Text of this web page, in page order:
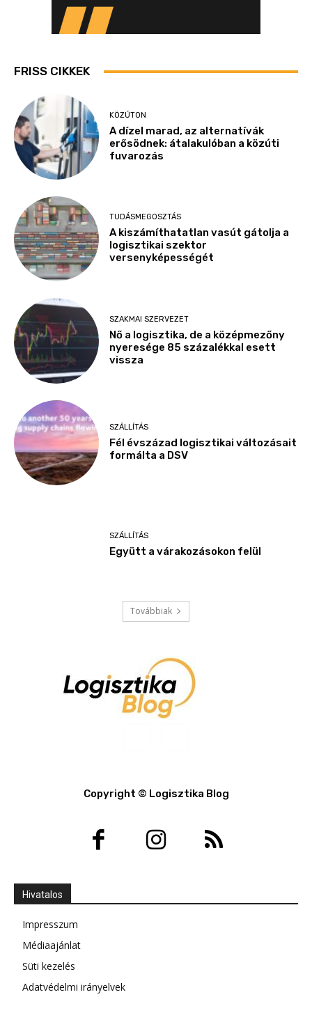
FRISS CIKKEK
KÖZÚTON
A dízel marad, az alternatívák
erősödnek: átalakulóban a közúti
fuvarozás
TUDÁSMEGOSZTÁS
A kiszámíthatatlan vasút gátolja a
logisztikai szektor
versenyképességét
SZAKMAI SZERVEZET
Nő a logisztika, de a középmezőny
nyeresége 85 százalékkal esett
vissza
SZÁLLÍTÁS
Fél évszázad logisztikai változásait
formálta a DSV
SZÁLLÍTÁS
Együtt a várakozásokon felül
Továbbiak
Copyright © Logisztika Blog
Hivatalos
Impresszum
Médiaajánlat
Süti kezelés
Adatvédelmi irányelvek